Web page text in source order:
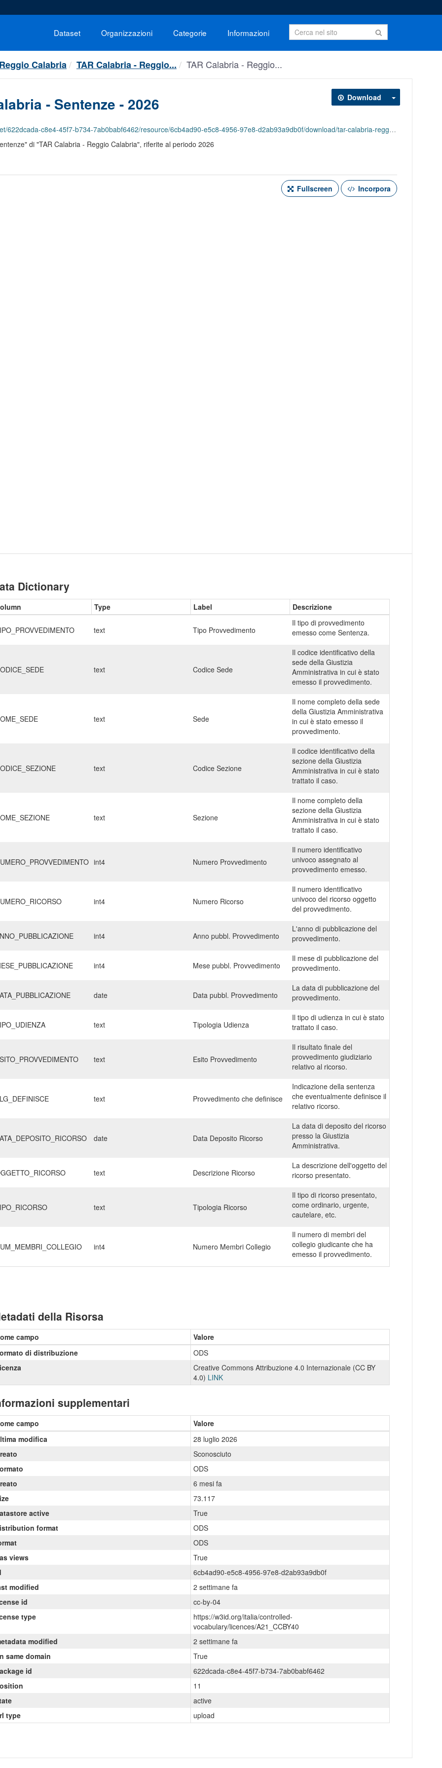
Dataset Organizzazioni Categorie Informazioni
Calabria TAR Calabria - Reggio... TAR Calabria - Reggio...
Download
- Sentenze - 2026
c8e4-45f7-b734-7ab0babf6462/resource/6cb4ad90-e5c8-4956-97e8-d2ab93a9db0f/download/tar-calabria-reggio-calabria-sentenze-2026.ods
di "TAR Calabria - Reggio Calabria", riferite al periodo 2026
Fullscreen Incorpora
Dictionary
Type Label Descrizione
text Tipo Provvedimento
Il tipo di provvedimento
emesso come Sentenza.
text Codice Sede
Il codice identificativo della
sede della Giustizia
Amministrativa in cui è stato
emesso il provvedimento.
text Sede
Il nome completo della sede
della Giustizia Amministrativa
in cui è stato emesso il
provvedimento.
text Codice Sezione
Il codice identificativo della
sezione della Giustizia
Amministrativa in cui è stato
trattato il caso.
text Sezione
Il nome completo della
sezione della Giustizia
Amministrativa in cui è stato
trattato il caso.
int4 Numero Provvedimento
Il numero identificativo
univoco assegnato al
provvedimento emesso.
int4 Numero Ricorso
Il numero identificativo
univoco del ricorso oggetto
del provvedimento.
int4 Anno pubbl. Provvedimento
L'anno di pubblicazione del
provvedimento.
int4 Mese pubbl. Provvedimento
Il mese di pubblicazione del
provvedimento.
date Data pubbl. Provvedimento
La data di pubblicazione del
provvedimento.
text Tipologia Udienza
Il tipo di udienza in cui è stato
trattato il caso.
text Esito Provvedimento
Il risultato finale del
provvedimento giudiziario
relativo al ricorso.
text Provvedimento che definisce
Indicazione della sentenza
che eventualmente definisce il
relativo ricorso.
date Data Deposito Ricorso
La data di deposito del ricorso
presso la Giustizia
Amministrativa.
text Descrizione Ricorso
La descrizione dell'oggetto del
ricorso presentato.
text Tipologia Ricorso
Il tipo di ricorso presentato,
come ordinario, urgente,
cautelare, etc.
int4 Numero Membri Collegio
Il numero di membri del
collegio giudicante che ha
emesso il provvedimento.
della Risorsa
campo
Valore
di distribuzione
ODS
Creative Commons Attribuzione 4.0 Internazionale (CC BY
4.0) LINK
supplementari
campo
Valore
modifica
28 luglio 2026
Sconosciuto
ODS
6 mesi fa
73.117
active
True
format
ODS
ODS
views
True
6cb4ad90-e5c8-4956-97e8-d2ab93a9db0f
modified
2 settimane fa
id
cc-by-04
type
https://w3id.org/italia/controlled-
vocabulary/licences/A21_CCBY40
modified
2 settimane fa
same domain
True
id
622dcada-c8e4-45f7-b734-7ab0babf6462
11
active
type
upload